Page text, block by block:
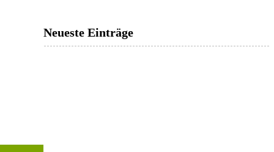
Neueste Einträge